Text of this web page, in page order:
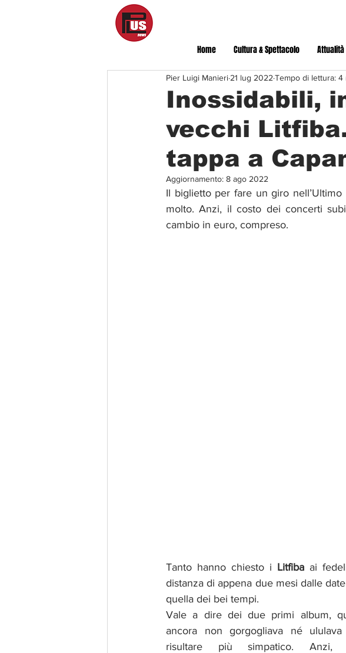
Home Cultura & Spettacolo Attualità
Inossidabili,
vecchi
tappa a
Pier Luigi Manieri 21 lug 2022 Tempo di lettura: 4
Aggiornamento: 8 ago 2022
Il biglietto per fare un giro
molto. Anzi, il costo dei concerti
cambio in euro, compreso.
Tanto hanno chiesto i Litfiba ai
distanza di appena due mesi dalle date
quella dei bei tempi.
Vale a dire dei due primi album,
ancora non gorgogliava né
risultare più simpatico. Anzi,